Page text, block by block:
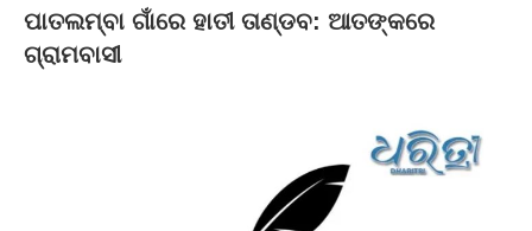
ପାତଲମ୍ବା ଗାଁରେ ହାତୀ ତାଣ୍ଡବ: ଆତଙ୍କରେ
ଗ୍ରାମବାସୀ